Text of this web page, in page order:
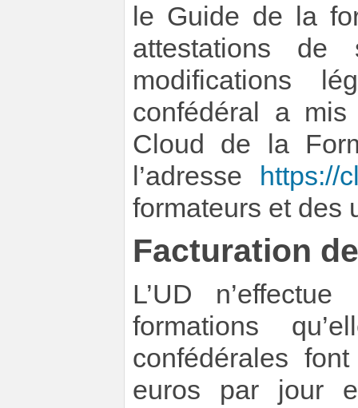
le Guide de la
attestations
modifications
confédéral a
Cloud de la
l’adresse
https://
formateurs et des
Facturation
L’UD
formations
confédérales
euros par jour